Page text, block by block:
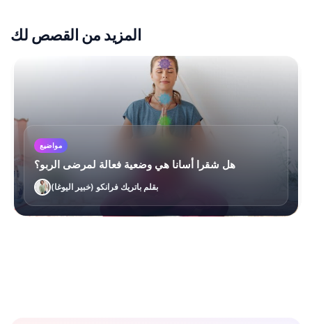
المزيد من القصص لك
مواضيع
هل شقرا أسانا هي وضعية فعالة لمرضى الربو؟
بقلم باتريك فرانكو (خبير اليوغا)